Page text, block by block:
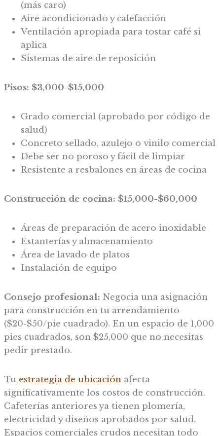
(más caro)
Aire acondicionado y calefacción
Ventilación apropiada para tostar café si
aplica
Sistemas de aire de reposición
Pisos: $3,000-$15,000
Grado comercial (aprobado por código de
salud)
Concreto sellado, azulejo o vinilo comercial
Debe ser no poroso y fácil de limpiar
Resistente a resbalones en áreas de cocina
Construcción de cocina: $15,000-$60,000
Áreas de preparación de acero inoxidable
Estanterías y almacenamiento
Área de lavado de platos
Instalación de equipo
Consejo profesional: Negocia una asignación
para construcción en tu arrendamiento
($20-$50/pie cuadrado). En un espacio de 1,000
pies cuadrados, son $25,000 que no necesitas
pedir prestado.
Tu estrategia de ubicación afecta
significativamente los costos de construcción.
Cafeterías anteriores ya tienen plomería,
electricidad y diseños aprobados por salud.
Espacios comerciales crudos necesitan todo